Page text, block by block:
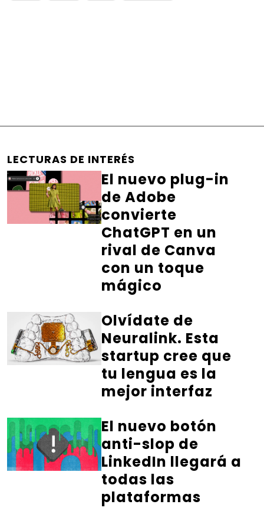
LECTURAS DE INTERÉS
El nuevo plug-in
de Adobe
convierte
ChatGPT en un
rival de Canva
con un toque
mágico
Olvídate de
Neuralink. Esta
startup cree que
tu lengua es la
mejor interfaz
El nuevo botón
anti-slop de
LinkedIn llegará a
todas las
plataformas